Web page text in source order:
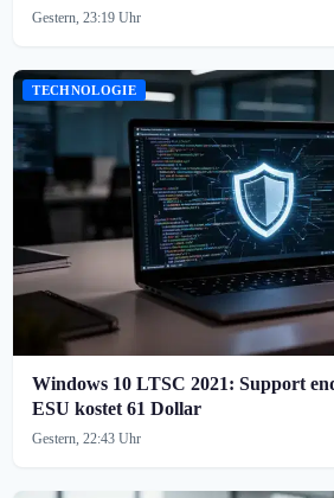
Gestern, 23:19 Uhr
TECHNOLOGIE
Windows 10 LTSC 2021: Support
ESU kostet 61 Dollar
Gestern, 22:43 Uhr